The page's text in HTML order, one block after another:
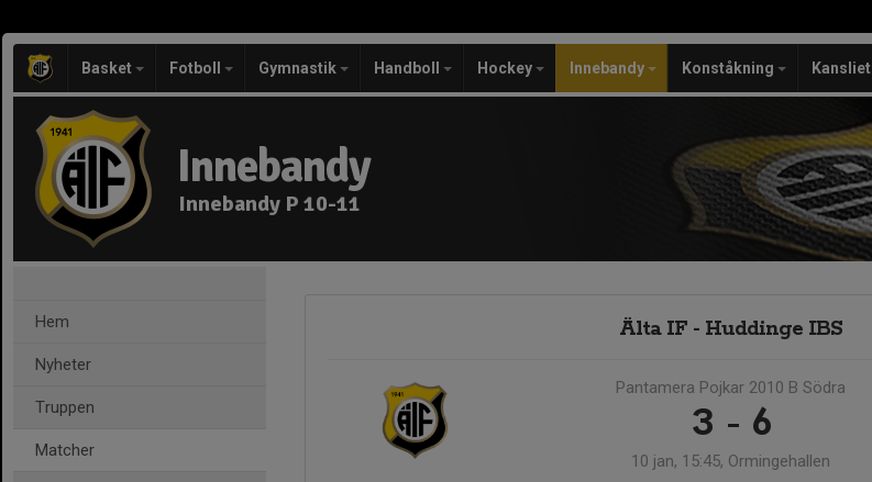
Basket Fotboll Gymnastik Handboll Hockey Innebandy Konståkning Kansliet
Innebandy
Innebandy P 10-11
Hem
Nyheter
Truppen
Matcher
Älta IF - Huddinge IBS
Pantamera Pojkar 2010 B Södra
3 - 6
10 jan, 15:45, Ormingehallen